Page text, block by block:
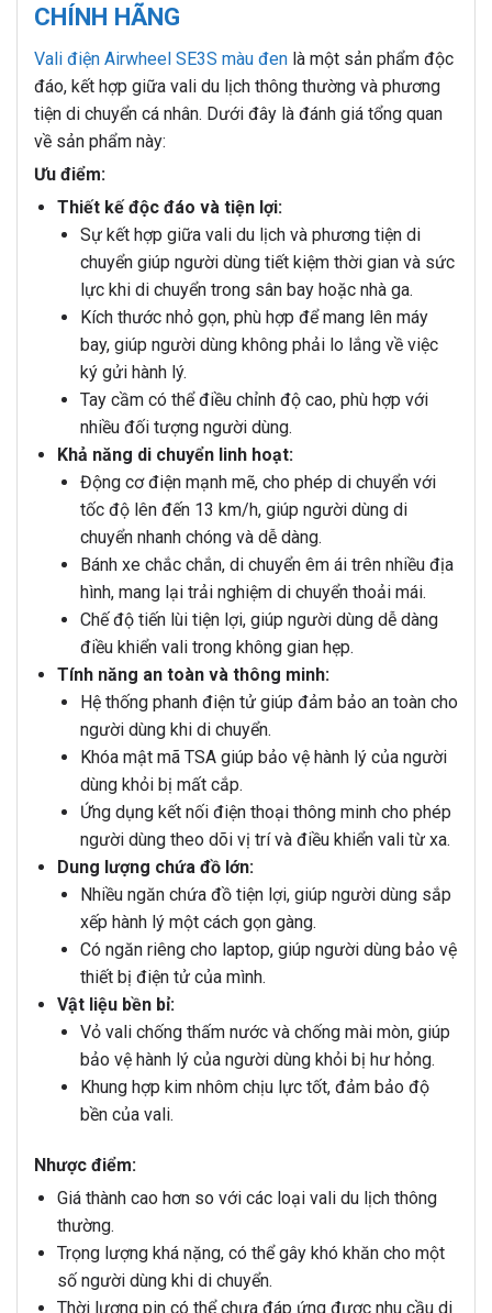
CHÍNH HÃNG
Vali điện Airwheel SE3S màu đen là một sản phẩm độc
đáo, kết hợp giữa vali du lịch thông thường và phương
tiện di chuyển cá nhân. Dưới đây là đánh giá tổng quan
về sản phẩm này:
Ưu điểm:
Thiết kế độc đáo và tiện lợi:
Sự kết hợp giữa vali du lịch và phương tiện di
chuyển giúp người dùng tiết kiệm thời gian và sức
lực khi di chuyển trong sân bay hoặc nhà ga.
Kích thước nhỏ gọn, phù hợp để mang lên máy
bay, giúp người dùng không phải lo lắng về việc
ký gửi hành lý.
Tay cầm có thể điều chỉnh độ cao, phù hợp với
nhiều đối tượng người dùng.
Khả năng di chuyển linh hoạt:
Động cơ điện mạnh mẽ, cho phép di chuyển với
tốc độ lên đến 13 km/h, giúp người dùng di
chuyển nhanh chóng và dễ dàng.
Bánh xe chắc chắn, di chuyển êm ái trên nhiều địa
hình, mang lại trải nghiệm di chuyển thoải mái.
Chế độ tiến lùi tiện lợi, giúp người dùng dễ dàng
điều khiển vali trong không gian hẹp.
Tính năng an toàn và thông minh:
Hệ thống phanh điện tử giúp đảm bảo an toàn cho
người dùng khi di chuyển.
Khóa mật mã TSA giúp bảo vệ hành lý của người
dùng khỏi bị mất cắp.
Ứng dụng kết nối điện thoại thông minh cho phép
người dùng theo dõi vị trí và điều khiển vali từ xa.
Dung lượng chứa đồ lớn:
Nhiều ngăn chứa đồ tiện lợi, giúp người dùng sắp
xếp hành lý một cách gọn gàng.
Có ngăn riêng cho laptop, giúp người dùng bảo vệ
thiết bị điện tử của mình.
Vật liệu bền bỉ:
Vỏ vali chống thấm nước và chống mài mòn, giúp
bảo vệ hành lý của người dùng khỏi bị hư hỏng.
Khung hợp kim nhôm chịu lực tốt, đảm bảo độ
bền của vali.
Nhược điểm:
Giá thành cao hơn so với các loại vali du lịch thông
thường.
Trọng lượng khá nặng, có thể gây khó khăn cho một
số người dùng khi di chuyển.
Thời lượng pin có thể chưa đáp ứng được nhu cầu di